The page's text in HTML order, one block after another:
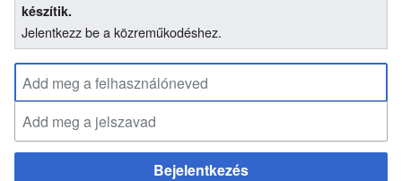
készítik.
Jelentkezz be a közreműkodéshez.
Bejelentkezés